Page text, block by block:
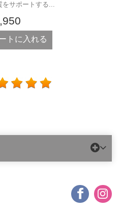
をサポートする...
トに入れる